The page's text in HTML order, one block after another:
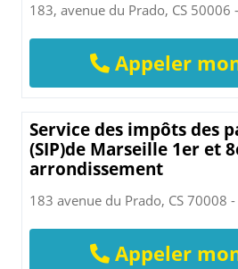
183, avenue du Prado, CS
Appeler
Service des impôts des
(SIP)de Marseille 1er et
arrondissement
183 avenue du Prado, CS 70008
Appeler